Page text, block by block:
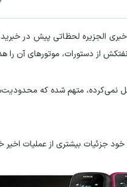
الجزیره لحظاتی پیش در
متهم شده که
جزئیات بیشتری از عملیات